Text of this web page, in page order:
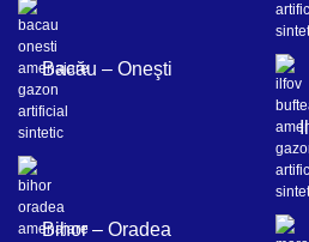
Bacău – Oneşti
Bihor – Oradea